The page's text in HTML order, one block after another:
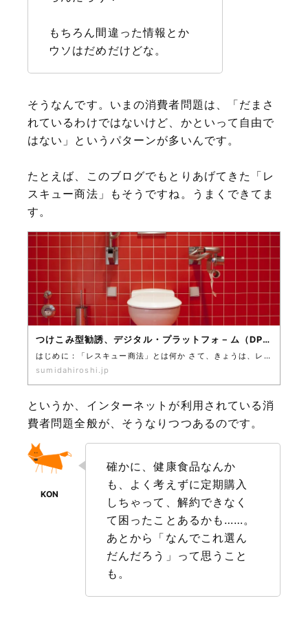
もちろん間違った情報とか
ウソはだめだけどな。
そうなんです。いまの消費者問題は、「だまさ
れているわけではないけど、かといって自由で
はない」というパターンが多いんです。
たとえば、このブログでもとりあげてきた「レ
スキュー商法」もそうですね。うまくできてま
す。
つけこみ型勧誘、デジタル・プラットフォ－ム（DPF)の民事責任とレスキュー商法（京都地判令和６年１月１９日）
はじめに：「レスキュー商法」とは何か さて、きょうは、レスキュー商法についてです。 えっと、たしか、…
sumidahiroshi.jp
というか、インターネットが利用されている消
費者問題全般が、そうなりつつあるのです。
確かに、健康食品なんか
も、よく考えずに定期購入
しちゃって、解約できなく
て困ったことあるかも……。
あとから「なんでこれ選ん
だんだろう」って思うこと
も。